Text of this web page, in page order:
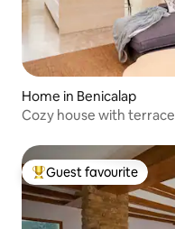
Home in Benicalap
Cozy house with terrace
Top guest favourite
Guest favourite